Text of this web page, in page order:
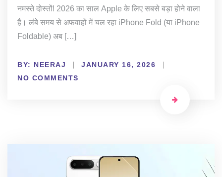
नमस्ते दोस्तों! 2026 का साल Apple के लिए सबसे बड़ा होने वाला
है। लंबे समय से अफवाहों में चल रहा iPhone Fold (या iPhone
Foldable) अब […]
BY: NEERAJ
JANUARY 16, 2026
NO COMMENTS